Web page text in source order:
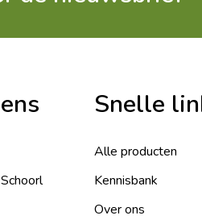
Snelle
Alle producten
Kennisbank
Over ons